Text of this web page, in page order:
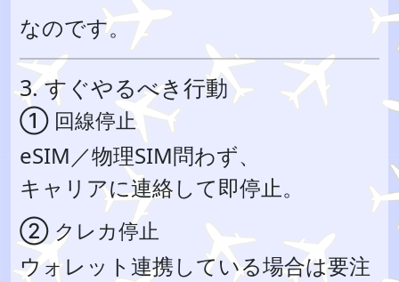
なのです。
3. すぐやるべき行動
① 回線停止
eSIM／物理SIM問わず、
キャリアに連絡して即停止。
② クレカ停止
ウォレット連携している場合は要注